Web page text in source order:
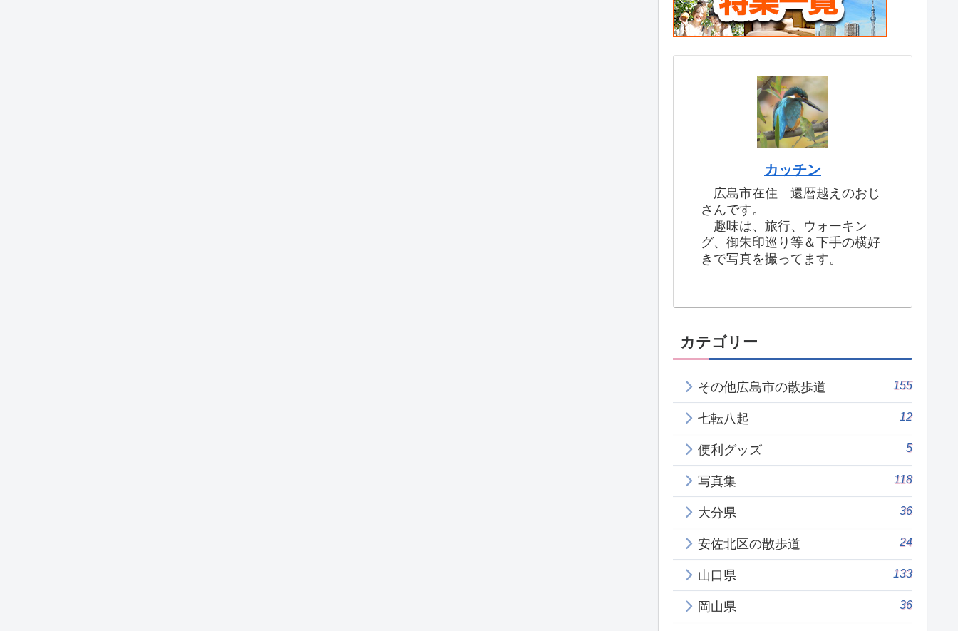
カッチン
広島市在住 還暦越えのおじ
さんです。
趣味は、旅行、ウォーキン
グ、御朱印巡り等＆下手の横好
きで写真を撮ってます。
カテゴリー
その他広島市の散歩道 155
七転八起 12
便利グッズ 5
写真集 118
大分県 36
安佐北区の散歩道 24
山口県 133
岡山県 36